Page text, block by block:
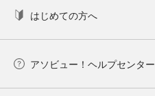
はじめての方へ
アソビュー！ヘルプセンター